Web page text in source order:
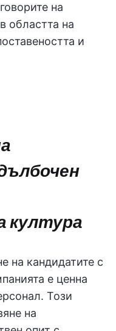
на
областта на
и
култура
на кандидатите с
е ценна
Този
на